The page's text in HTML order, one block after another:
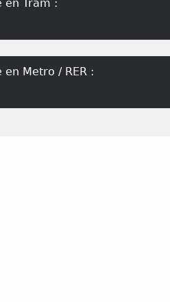
en Tram :
en Metro / RER :